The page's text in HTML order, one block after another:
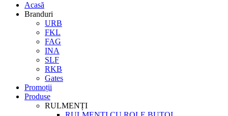
Acasă
Branduri
URB
FKL
FAG
INA
SLF
RKB
Gates
Promoții
Produse
RULMENȚI